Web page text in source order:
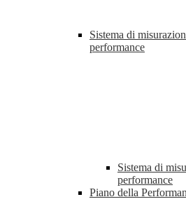
Sistema di
performance
Sistema di
performance
Piano della